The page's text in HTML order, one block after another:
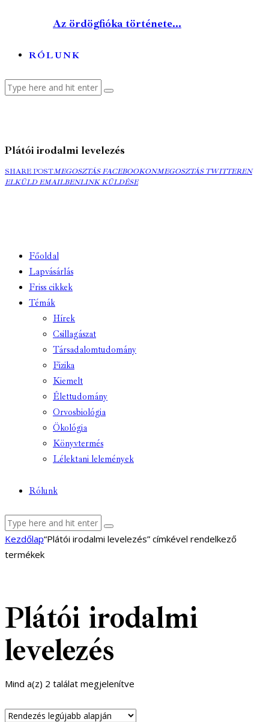
Az ördögfióka története...
RÓLUNK
Plátói irodalmi levelezés
SHARE POSTMEGOSZTÁS
FACEBOOKON
MEGOSZTÁS FACEBOOKONMEGOSZTÁS
MEGOSZTÁS TWITTEREN
ELKÜLD EMAILBENCOPY
LINK KÜLDÉSE
Főoldal
Lapvásárlás
Friss cikkek
Témák
Hírek
Csillagászat
Társadalomtudomány
Fizika
Kiemelt
Élettudomány
Orvosbiológia
Ökológia
Könyvtermés
Lélektani lelemények
Rólunk
facebook-
1
youtube-
1
email
Kezdőlap“Plátói irodalmi levelezés” címkével rendelkező
termékek
Plátói irodalmi
levelezés
Mind a(z) 2 találat megjelenítve